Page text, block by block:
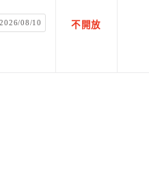
2026/08/10 不開放